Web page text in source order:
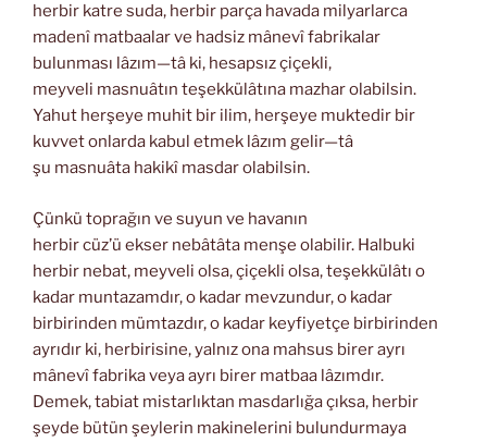
herbir katre suda, herbir parça havada milyarlarca
madenî matbaalar ve hadsiz mânevî fabrikalar
bulunması lâzım—tâ ki, hesapsız çiçekli,
meyveli masnuâtın teşekkülâtına mazhar olabilsin.
Yahut herşeye muhit bir ilim, herşeye muktedir bir
kuvvet onlarda kabul etmek lâzım gelir—tâ
şu masnuâta hakikî masdar olabilsin.
Çünkü toprağın ve suyun ve havanın
herbir cüz’ü ekser nebâtâta menşe olabilir. Halbuki
herbir nebat, meyveli olsa, çiçekli olsa, teşekkülâtı o
kadar muntazamdır, o kadar mevzundur, o kadar
birbirinden mümtazdır, o kadar keyfiyetçe birbirinden
ayrıdır ki, herbirisine, yalnız ona mahsus birer ayrı
mânevî fabrika veya ayrı birer matbaa lâzımdır.
Demek, tabiat mistarlıktan masdarlığa çıksa, herbir
şeyde bütün şeylerin makinelerini bulundurmaya